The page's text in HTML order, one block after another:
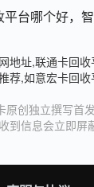
台哪个好，
地址,联通卡回
荐,如意宏卡回
原创独立撰写首
到信息会立即屏